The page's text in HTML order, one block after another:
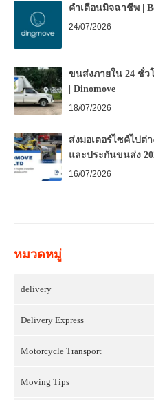
คำเตือนมิจฉาชีพ |
24/07/2026
ขนส่งภายใน 24 ชั่ว
| Dinomove
18/07/2026
ส่งมอเตอร์ไซค์ไปต่
และประกันขนส่ง
16/07/2026
หมวดหมู่
delivery
Delivery Express
Motorcycle Transport
Moving Tips